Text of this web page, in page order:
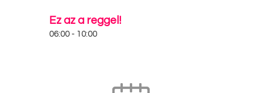
Ez az a reggel!
06:00 - 10:00